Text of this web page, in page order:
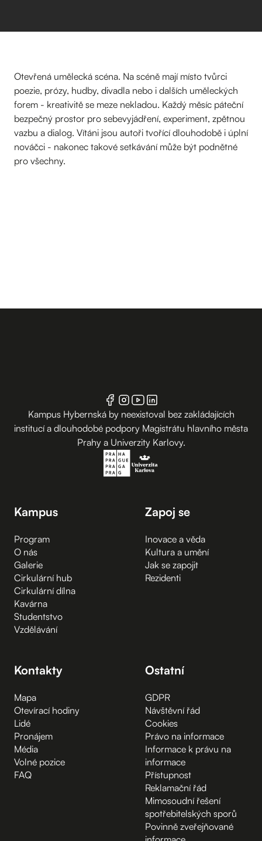
Otevřená umělecká scéna. Na scéně mají místo tvůrci
poezie, prózy, hudby, divadla nebo i dalších uměleckých
forem - kreativitě se meze nekladou. Každý měsíc páteční
bezpečný prostor pro sebevyjádření, experiment, zpětnou
vazbu a dialog. Vítáni jsou autoři tvořící dlouhodobě i úplní
nováčci - nakonec takové setkávání může být podnětné
pro všechny.
Kampus Hybernská by neexistoval bez zakládajících
institucí a dlouhodobé podpory Magistrátu hlavního města
Prahy a Univerzity Karlovy.
Kampus
Program
O nás
Galerie
Cirkulární hub
Cirkulární dílna
Kavárna
Studentstvo
Vzdělávání
Zapoj se
Inovace a věda
Kultura a umění
Jak se zapojit
Rezidenti
Kontakty
Mapa
Otevírací hodiny
Lidé
Pronájem
Média
Volné pozice
FAQ
Ostatní
GDPR
Návštěvní řád
Cookies
Právo na informace
Informace k právu na
informace
Přístupnost
Reklamační řád
Mimosoudní řešení
spotřebitelských sporů
Povinně zveřejňované